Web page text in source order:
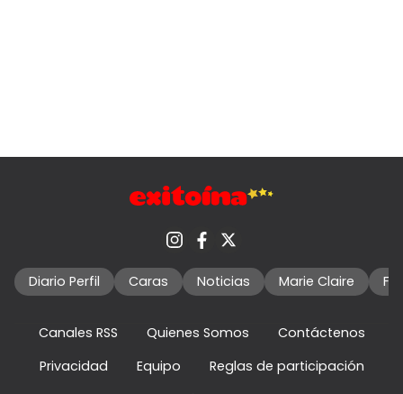
Diario Perfil Caras Noticias Marie Claire
Canales RSS Quienes Somos
Contáctenos
Privacidad
Equipo
Reglas de participación